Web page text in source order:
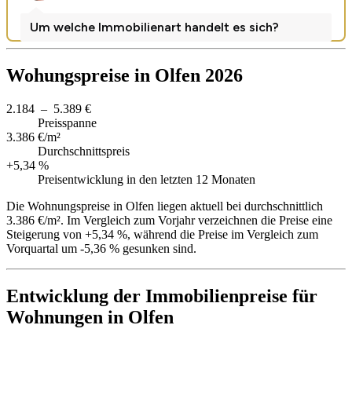
Wohungspreise in Olfen 2026
2.184 – 5.389 €
Preisspanne
3.386 €/m²
Durchschnittspreis
+5,34 %
Preisentwicklung in den letzten 12 Monaten
Die Wohnungspreise in Olfen liegen aktuell bei durchschnittlich
3.386 €/m². Im Vergleich zum Vorjahr verzeichnen die Preise eine
Steigerung von +5,34 %, während die Preise im Vergleich zum
Vorquartal um -5,36 % gesunken sind.
Entwicklung der Immobilienpreise für
Wohnungen in Olfen